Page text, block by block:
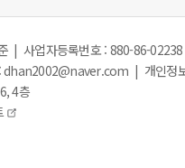
| 사업자등록번호 : 880-86-
| 개인정
4층